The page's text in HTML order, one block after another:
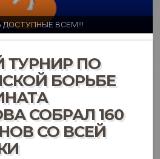
ДОСТУПНЫЕ ВСЕМ!!!
ТУРНИР ПО
БОРЬБЕ
СОБРАЛ 160
СО ВСЕЙ